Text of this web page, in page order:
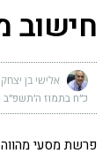
חישוב
אלישי בן
כ״ח בתמוז ה׳תשפ״ב (יולי
פרשת מסעי